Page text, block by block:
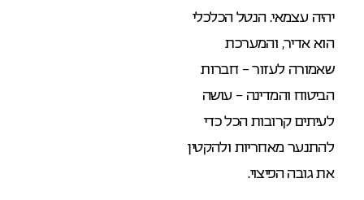
יהיה עצמאי. הנטל הכלכלי
הוא אדיר, והמערכת
שאמורה לעזור – חברות
הביטוח והמדינה – עושה
לעיתים קרובות הכל כדי
להתנער מאחריות ולהקטין
את גובה הפיצוי.